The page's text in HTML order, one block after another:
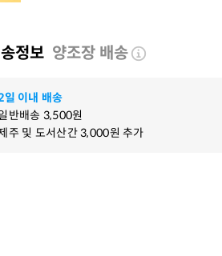
정보 양조장 배송
일 이내 배송
반배송 3,500원
주 및 도서산간3,000원 추가